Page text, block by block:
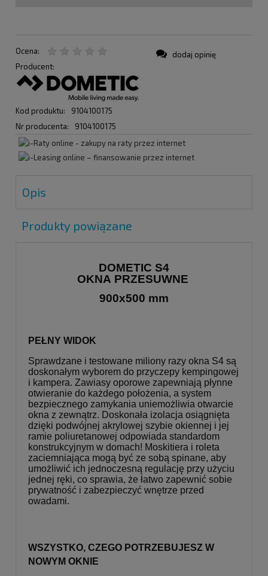
Ocena:
Producent:
Kod produktu:
9104100175
Nr producenta:
9104100175
dodaj opinię
Opis
Produkty powiązane
DOMETIC S4
OKNA PRZESUWNE
900x500 mm
PEŁNY WIDOK
Sprawdzane i testowane miliony razy okna S4 są
doskonałym wyborem do przyczepy kempingowej
i kampera. Zawiasy oporowe zapewniają płynne
otwieranie do każdego położenia, a system
bezpiecznego zamykania uniemożliwia otwarcie
okna z zewnątrz. Doskonała izolacja osiągnięta
dzięki podwójnej akrylowej szybie okiennej i jej
ramie poliuretanowej odpowiada standardom
konstrukcyjnym w domach! Moskitiera i roleta
zaciemniająca mogą być ze sobą spinane, aby
umożliwić ich jednoczesną regulację przy użyciu
jednej ręki, co sprawia, że łatwo zapewnić sobie
prywatność i zabezpieczyć wnętrze przed
owadami.
WSZYSTKO, CZEGO POTRZEBUJESZ W
NOWYM OKNIE